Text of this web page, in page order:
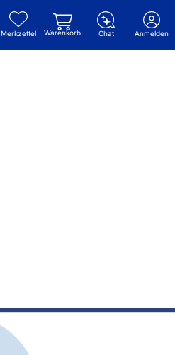
Merkzettel Warenkorb Chat Anmelden